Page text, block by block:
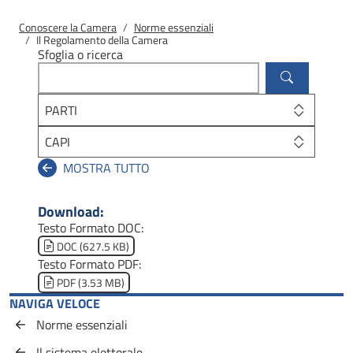
Briciole di pane
Conoscere la Camera Norme essenziali
Il Regolamento della Camera
Sfoglia o ricerca
PARTI
CAPI
Download:
Testo Formato DOC:
Document
DOC (627.5 KB)
Testo Formato PDF:
Document
PDF (3.53 MB)
NAVIGA VELOCE
Norme essenziali